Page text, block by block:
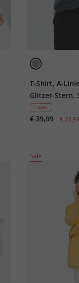
T-Shirt, A-
Glitzer-Stern,
- 40%
€ 39,99 € 23,99
Sale